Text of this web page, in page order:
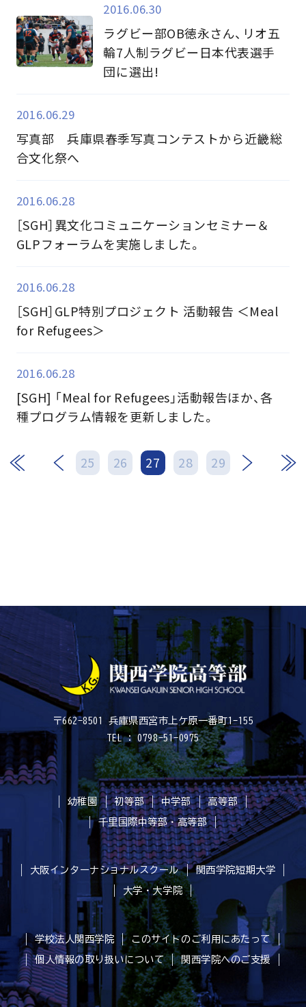
2016.06.30
ラグビー部OB徳永さん、リオ五
輪7人制ラグビー日本代表選手
団に選出!
2016.06.29
写真部 兵庫県春季写真コンテストから近畿総
合文化祭へ
2016.06.28
［SGH］異文化コミュニケーションセミナー＆
GLPフォーラムを実施しました。
2016.06.28
［SGH］GLP特別プロジェクト 活動報告 ＜Meal
for Refugees＞
2016.06.28
[SGH] 「Meal for Refugees」活動報告ほか、各
種プログラム情報を更新しました。
25 26 27 28 29
次 最後
〒662-8501 兵庫県西宮市上ケ原一番町1-155
TEL : 0798-51-0975
幼稚園 初等部 中学部
高等部
千里国際中等部・高等部
大阪インターナショナルスクール
関西学院短期大学
大学・大学院
学校法人関西学院
このサイトのご利用にあたって
個人情報の取り扱いについて
関西学院へのご支援